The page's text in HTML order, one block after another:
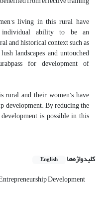
living in this rural, have
individual ability to be an
and historical context such as
landscapes and untouched
for development of
rural and their women’s have
development. By reducing the
is possible in this
کلیدواژه‌ها English
Development